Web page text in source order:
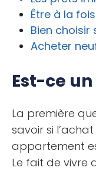
Être à la
Bien choisir
Acheter
Est-ce
La première
savoir si
appartement
Le fait de vivre